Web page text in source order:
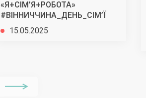
«Я+СІМ’Я+РОБОТА»
#ВІННИЧЧИНА_ДЕНЬ_СІМ’Ї
15.05.2025